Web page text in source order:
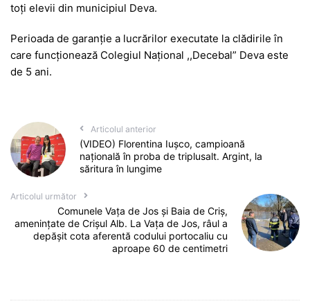
toți elevii din municipiul Deva.
Perioada de garanție a lucrărilor executate la clădirile în
care funcționează Colegiul Național ,,Decebal” Deva este
de 5 ani.
Articolul anterior
(VIDEO) Florentina Iușco, campioană
națională în proba de triplusalt. Argint, la
săritura în lungime
Articolul următor
Comunele Vața de Jos și Baia de Criș,
amenințate de Crișul Alb. La Vața de Jos, râul a
depășit cota aferentă codului portocaliu cu
aproape 60 de centimetri